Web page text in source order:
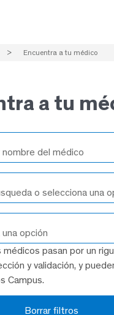
> Encuentra a tu médico
a tu
nombre del médico
o selecciona una
opción
pasan por un
y validación, y
Campus.
Borrar filtros